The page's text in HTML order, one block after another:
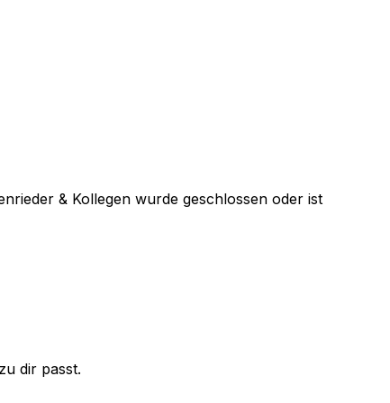
& Kollegen wurde geschlossen oder ist
dir passt.